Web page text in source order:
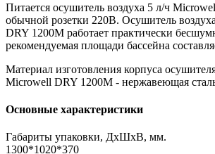
Питается осушитель воздуха 5 л/ч
обычной розетки 220В. Осушитель
DRY 1200M работает практически
рекомендуемая площади бассейна
Материал изготовления корпуса
Microwell DRY 1200M - нержавеющая
Основные характеристики
Габариты упаковки, ДхШхВ, мм.
1300*1020*370